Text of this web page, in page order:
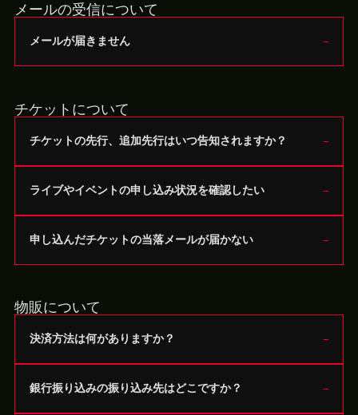
メールの受信について
メールが届きません
チケットについて
チケットの先行、追加先行はいつ告知されますか？
ライブやイベントの申し込み状況を確認したい
申し込んだチケットの当落メールが届かない
物販について
決済方法は何がありますか？
銀行振り込みの振り込み先はどこですか？